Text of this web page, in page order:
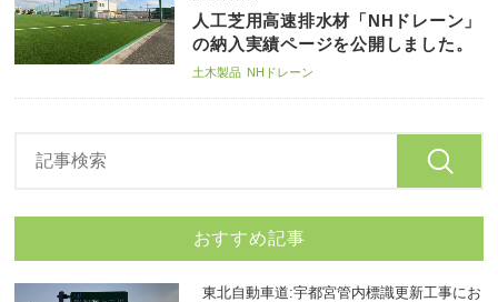
人工芝用高速排水材「NHドレーン」
の納入実績ページを公開しました。
土木製品 NHドレーン
おすすめ記事
東北自動車道:宇都宮管内標識更新工事にお